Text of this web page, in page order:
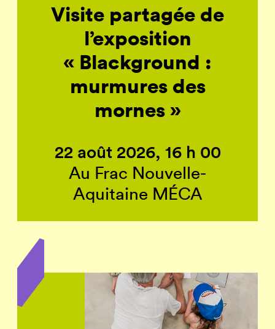
Visite partagée de
l’exposition
« Blackground :
murmures des
mornes »
22 août 2026, 16 h 00
Au Frac Nouvelle-
Aquitaine MÉCA